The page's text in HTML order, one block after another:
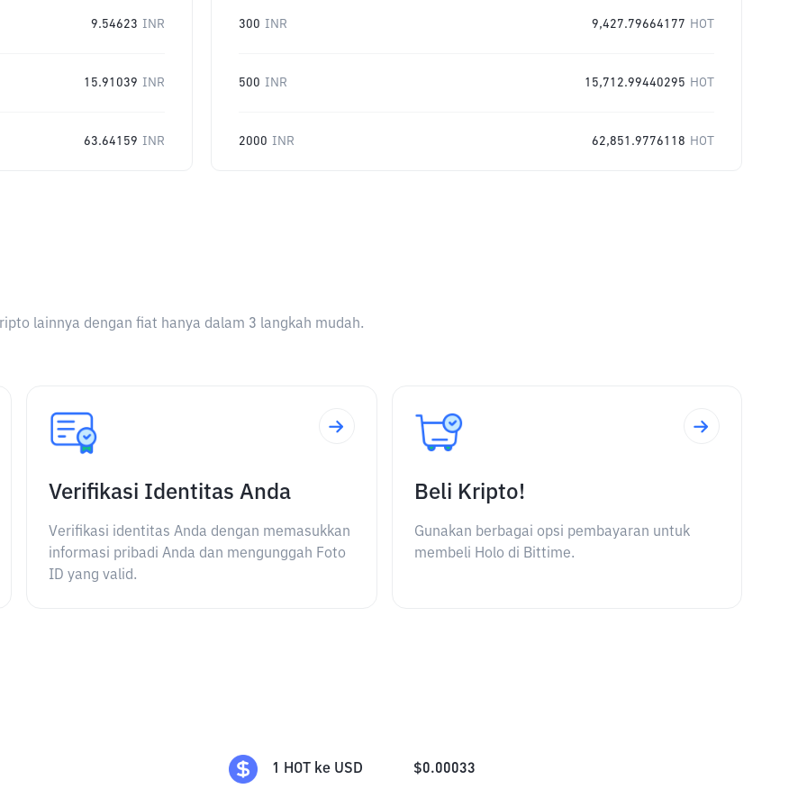
9.54623 INR
15.91039 INR
63.64159 INR
300 INR 9,427.79664177 HOT
500 INR 15,712.99440295 HOT
2000 INR 62,851.9776118 HOT
lainnya dengan fiat hanya dalam 3 langkah mudah.
Verifikasi Identitas Anda
Verifikasi identitas Anda dengan memasukkan
informasi pribadi Anda dan mengunggah Foto
ID yang valid.
Beli Kripto!
Gunakan berbagai opsi pembayaran untuk
membeli Holo di Bittime.
1 HOT ke USD $0.00033